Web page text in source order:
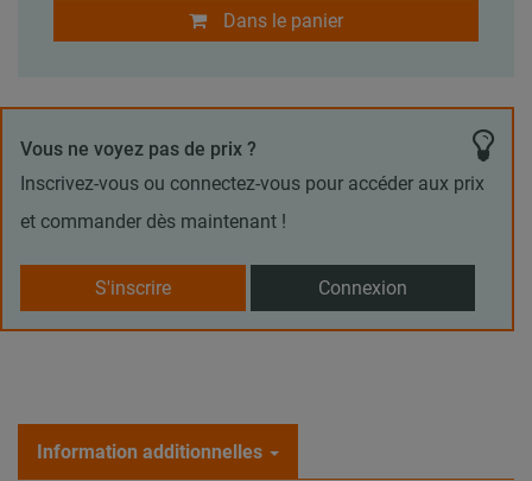
Dans le panier
Vous ne voyez pas de prix ?
Inscrivez-vous ou connectez-vous pour accéder aux prix
et commander dès maintenant !
S'inscrire Connexion
Information additionnelles